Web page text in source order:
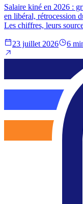
Salaire kiné en 2026 :
en libéral, rétrocession
Les chiffres, leurs
23 juillet 2026 6